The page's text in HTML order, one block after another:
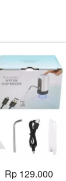
Rp 129.000